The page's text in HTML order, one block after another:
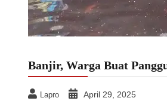
Banjir, Warga Buat
Lapro April 29, 2025